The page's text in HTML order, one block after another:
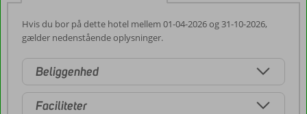
Hvis du bor på dette hotel mellem 01-04-2026 og 31-10-2026,
gælder nedenstående oplysninger.
Beliggenhed
Faciliteter